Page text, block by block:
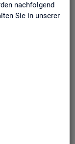
nachfolgend
Sie in unserer
haben